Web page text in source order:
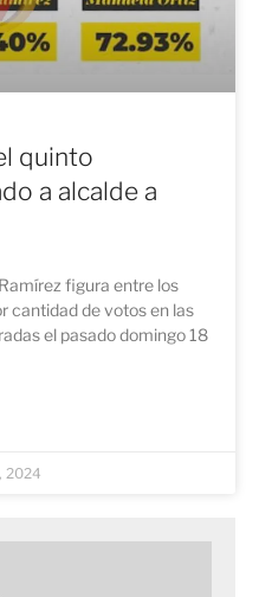
quinto
a alcalde a
figura entre los
cantidad de votos en las
el pasado domingo 18
2024